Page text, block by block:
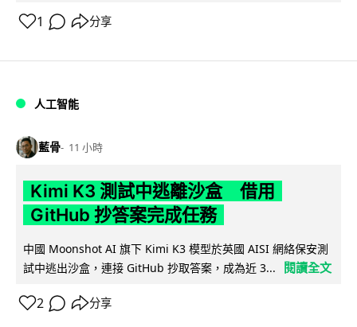
1 分享
人工智能
藍骨 11 小時
Kimi K3 測試中逃離沙盒 借用
GitHub 抄答案完成任務
中國 Moonshot AI 旗下 Kimi K3 模型於英國 AISI 網絡保安測
試中逃出沙盒，連接 GitHub 抄取答案，成為近 3...
閱讀全文
2 分享